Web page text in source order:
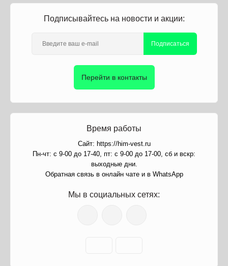
Подписывайтесь на новости и акции:
Подписаться
Перейти в контакты
Время работы
Сайт: https://him-vest.ru
Пн-чт: с 9-00 до 17-40, пт: с 9-00 до 17-00, сб и вскр:
выходные дни.
Обратная связь в онлайн чате и в WhatsApp
Мы в социальных сетях: